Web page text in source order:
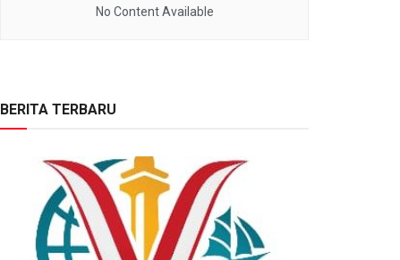
No Content Available
BERITA TERBARU